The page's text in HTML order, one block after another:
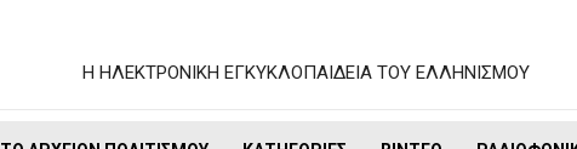
Η ΗΛΕΚΤΡΟΝΙΚΗ ΕΓΚΥΚΛΟΠΑΙΔΕΙΑ ΤΟΥ ΕΛΛΗΝΙΣΜΟΥ